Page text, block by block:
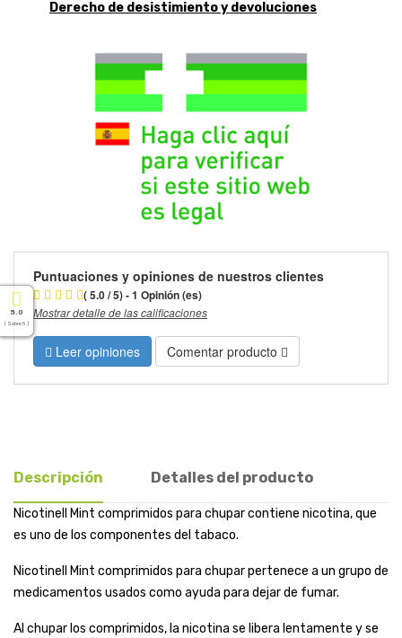
Derecho de desistimiento y devoluciones
Puntuaciones y opiniones de nuestros clientes
( 5.0 / 5) - 1 Opinión (es)
Mostrar detalle de las calificaciones
Leer opiniones Comentar producto
Descripción Detalles del producto
Nicotinell Mint comprimidos para chupar contiene nicotina, que
es uno de los componentes del tabaco.
Nicotinell Mint comprimidos para chupar pertenece a un grupo de
medicamentos usados como ayuda para dejar de fumar.
Al chupar los comprimidos, la nicotina se libera lentamente y se
5.0
( Sobre 5 )